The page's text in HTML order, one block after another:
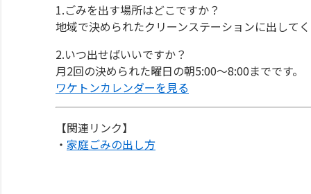
1.ごみを出す場所はどこですか？
地域で決められたクリーンステーションに出して
2.いつ出せばいいですか？
月2回の決められた曜日の朝5:00～8:00までです。
ワケトンカレンダーを見る
【関連リンク】
・ 家庭ごみの出し方